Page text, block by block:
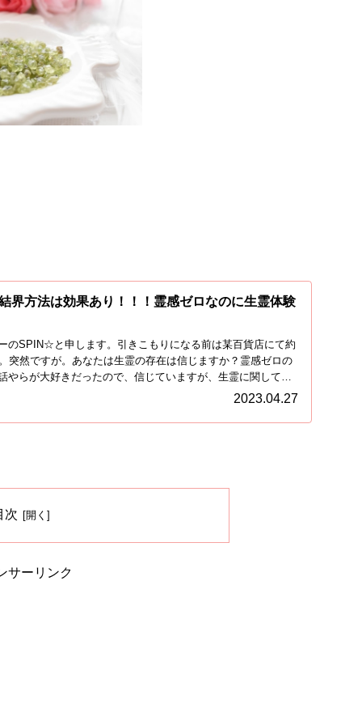
界方法は効果あり！！！霊感ゼロなのに生霊体験
のSPIN☆と申します。引きこもりになる前は某百貨店にて約
突然ですが。あなたは生霊の存在は信じますか？霊感ゼロの
やらが大好きだったので、信じていますが、生霊に関して
2023.04.27
次
サーリンク